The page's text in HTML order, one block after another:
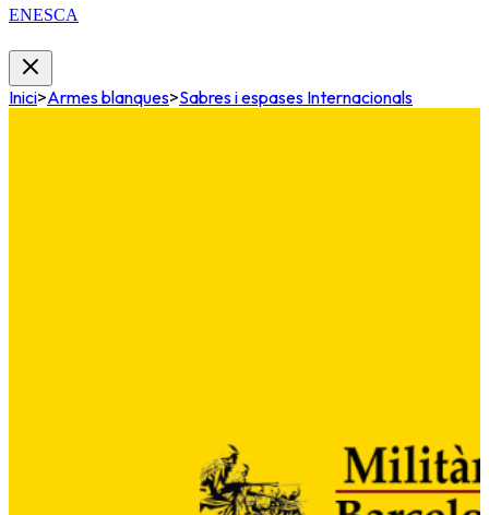
ENESCA
Inici>Armes blanques>Sabres i espases Internacionals